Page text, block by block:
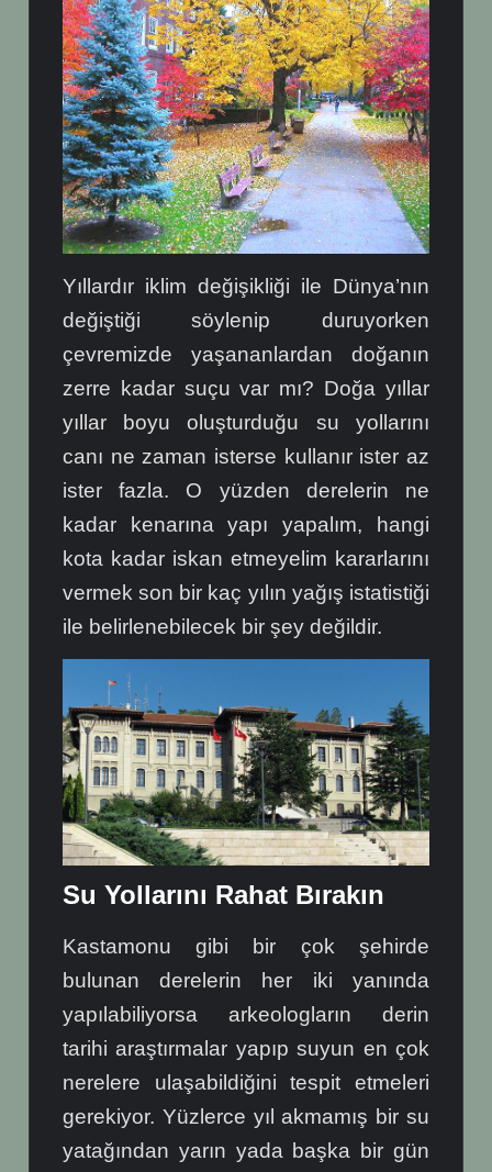
Yıllardır iklim değişikliği ile Dünya’nın
değiştiği söylenip duruyorken
çevremizde yaşananlardan doğanın
zerre kadar suçu var mı? Doğa yıllar
yıllar boyu oluşturduğu su yollarını
canı ne zaman isterse kullanır ister az
ister fazla. O yüzden derelerin ne
kadar kenarına yapı yapalım, hangi
kota kadar iskan etmeyelim kararlarını
vermek son bir kaç yılın yağış istatistiği
ile belirlenebilecek bir şey değildir.
Su Yollarını Rahat Bırakın
Kastamonu gibi bir çok şehirde
bulunan derelerin her iki yanında
yapılabiliyorsa arkeologların derin
tarihi araştırmalar yapıp suyun en çok
nerelere ulaşabildiğini tespit etmeleri
gerekiyor. Yüzlerce yıl akmamış bir su
yatağından yarın yada başka bir gün